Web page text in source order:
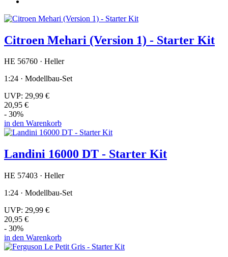
Citroen Mehari (Version 1) - Starter Kit
HE 56760 · Heller
1:24 · Modellbau-Set
UVP: 29,99 €
20,95 €
- 30%
in den Warenkorb
Landini 16000 DT - Starter Kit
HE 57403 · Heller
1:24 · Modellbau-Set
UVP: 29,99 €
20,95 €
- 30%
in den Warenkorb